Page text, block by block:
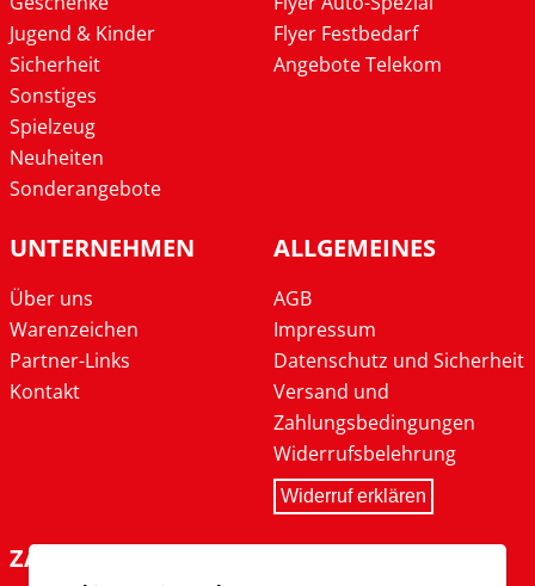
Jugend & Kinder
Sicherheit
Sonstiges
Spielzeug
Neuheiten
Sonderangebote
Flyer Festbedarf
Angebote Telekom
UNTERNEHMEN
Über uns
Warenzeichen
Partner-Links
Kontakt
ALLGEMEINES
AGB
Impressum
Datenschutz und Sicherheit
Versand und
Zahlungsbedingungen
Widerrufsbelehrung
Widerruf erklären
ZAHLARTEN